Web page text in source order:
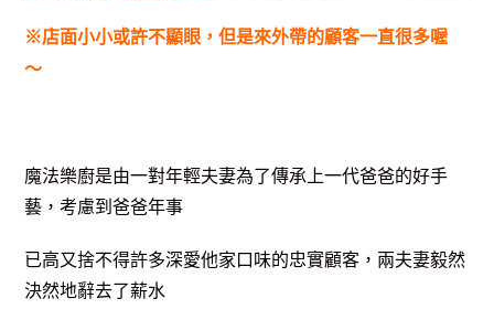
※店面小小或許不顯眼，但是來外帶的顧客一直很多喔
～
魔法樂廚是由一對年輕夫妻為了傳承上一代爸爸的好手
藝，考慮到爸爸年事
已高又捨不得許多深愛他家口味的忠實顧客，兩夫妻毅然
決然地辭去了薪水